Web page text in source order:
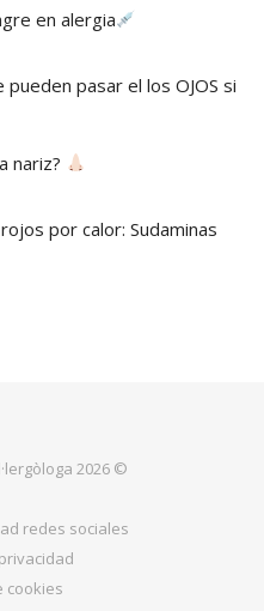
en alergia
pasar el los OJOS si
nariz?
por calor: Sudaminas
2026 ©
redes sociales
cookies